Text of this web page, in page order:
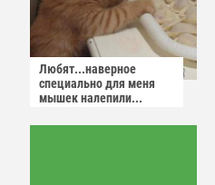
Любят...наверное
специально для меня
мышек налепили...